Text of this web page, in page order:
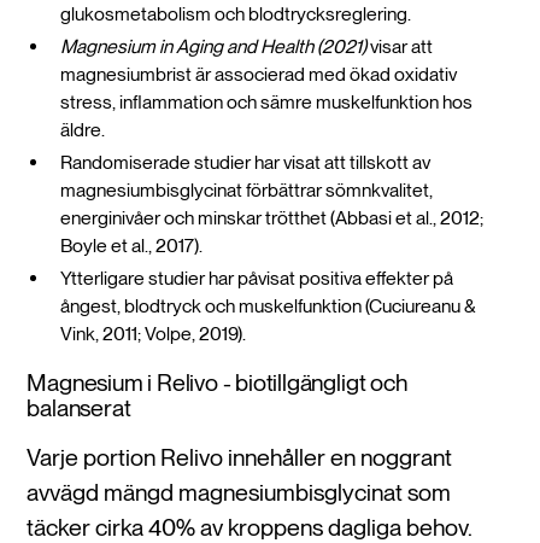
glukosmetabolism och blodtrycksreglering.
Magnesium in Aging and Health (2021)visar att
magnesiumbrist är associerad med ökad oxidativ
stress, inflammation och sämre muskelfunktion hos
äldre.
Randomiserade studier har visat att tillskott av
magnesiumbisglycinat förbättrar sömnkvalitet,
energinivåer och minskar trötthet (Abbasi et al., 2012;
Boyle et al., 2017).
Ytterligare studier har påvisat positiva effekter på
ångest, blodtryck och muskelfunktion (Cuciureanu &
Vink, 2011; Volpe, 2019).
Magnesium i Relivo - biotillgängligt och
balanserat
Varje portion Relivo innehåller en noggrant
avvägd mängd magnesiumbisglycinat som
täcker cirka 40% av kroppens dagliga behov.